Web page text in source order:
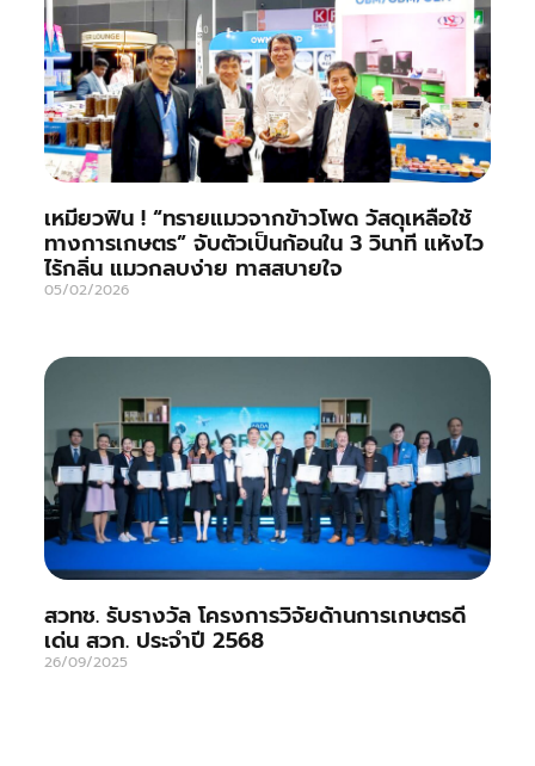
เหมียวฟิน ! “ทรายแมวจากข้าวโพด วัสดุเหลือใช้
ทางการเกษตร” จับตัวเป็นก้อนใน 3 วินาที แห้งไว
ไร้กลิ่น แมวกลบง่าย ทาสสบายใจ
05/02/2026
สวทช. รับรางวัล โครงการวิจัยด้านการเกษตรดี
เด่น สวก. ประจำปี 2568
26/09/2025